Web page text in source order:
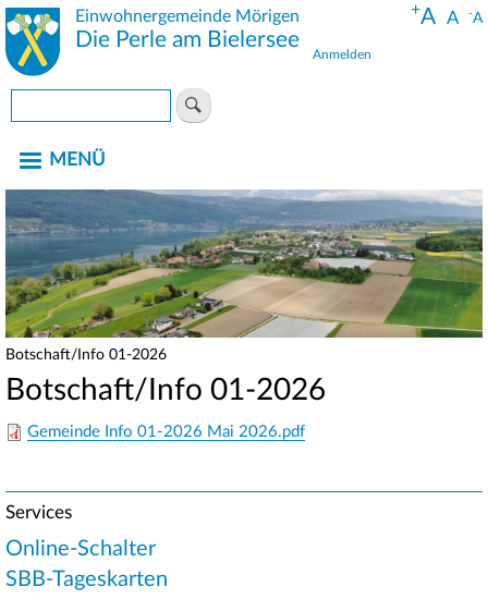
Direkt
zum
Einwohnergemeinde Mörigen
Die Perle am Bielersee
-A
A
+A
Anmelden
Suche
MENÜ
Pfadnavigation
Botschaft/Info 01-2026
Botschaft/Info 01-2026
Gemeinde Info 01-2026 Mai 2026.pdf
Services
Online-Schalter
SBB-Tageskarten